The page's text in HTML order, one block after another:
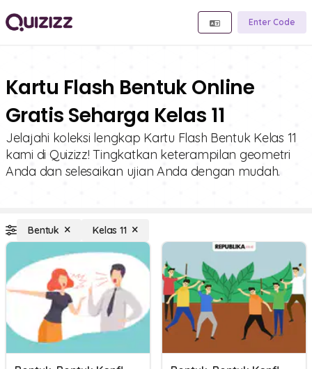
Enter Code
Kartu Flash Bentuk Online
Gratis Seharga Kelas 11
Jelajahi koleksi lengkap Kartu Flash Bentuk Kelas 11
kami di Quizizz! Tingkatkan keterampilan geometri
Anda dan selesaikan ujian Anda dengan mudah.
Bentuk Kelas 11